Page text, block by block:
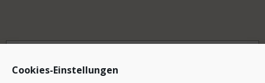
Cookies-Einstellungen
Archiv